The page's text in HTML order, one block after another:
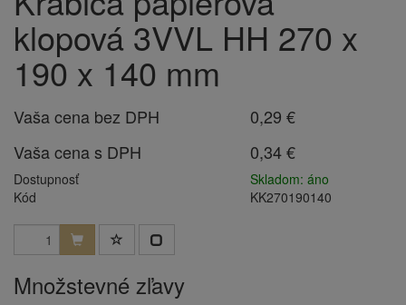
klopová 3VVL HH 270 x
190 x 140 mm
Vaša cena bez DPH
0,29 €
Vaša cena s DPH
0,34 €
Dostupnosť
Skladom: áno
Kód
KK270190140
Množstevné zľavy